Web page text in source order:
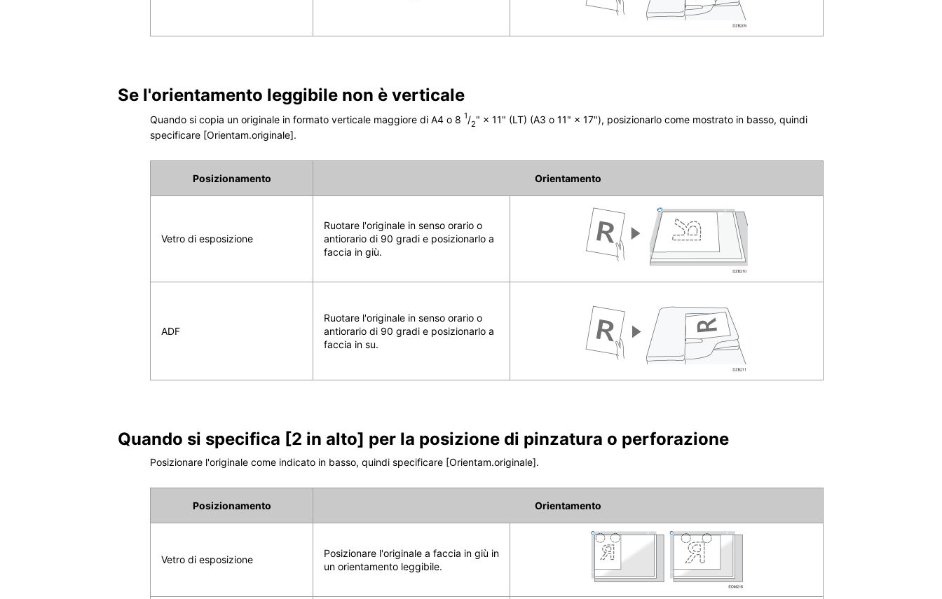
Se l'orientamento leggibile non è verticale
Quando si copia un originale in formato verticale maggiore di A4 o 8 1/2" × 11" (LT) (A3 o 11" × 17"), posizionarlo come mostrato in basso, quindi
specificare [Orientam.originale].
Posizionamento Orientamento
Vetro di esposizione
Ruotare l'originale in senso orario o
antiorario di 90 gradi e posizionarlo a
faccia in giù.
ADF
Ruotare l'originale in senso orario o
antiorario di 90 gradi e posizionarlo a
faccia in su.
Quando si specifica [2 in alto] per la posizione di pinzatura o perforazione
Posizionare l'originale come indicato in basso, quindi specificare [Orientam.originale].
Posizionamento Orientamento
Vetro di esposizione
Posizionare l'originale a faccia in giù in
un orientamento leggibile.